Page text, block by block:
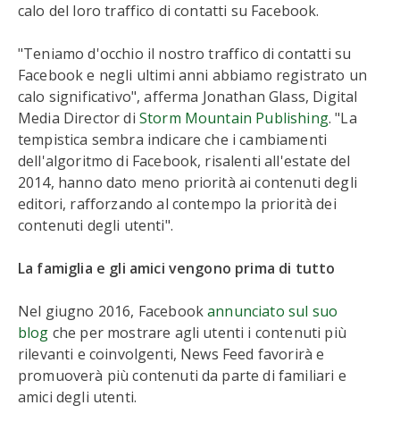
calo del loro traffico di contatti su Facebook.
"Teniamo d'occhio il nostro traffico di contatti su
Facebook e negli ultimi anni abbiamo registrato un
calo significativo", afferma Jonathan Glass, Digital
Media Director di Storm Mountain Publishing. "La
tempistica sembra indicare che i cambiamenti
dell'algoritmo di Facebook, risalenti all'estate del
2014, hanno dato meno priorità ai contenuti degli
editori, rafforzando al contempo la priorità dei
contenuti degli utenti".
La famiglia e gli amici vengono prima di tutto
Nel giugno 2016, Facebookannunciato sul suo
blog che per mostrare agli utenti i contenuti più
rilevanti e coinvolgenti, News Feed favorirà e
promuoverà più contenuti da parte di familiari e
amici degli utenti.